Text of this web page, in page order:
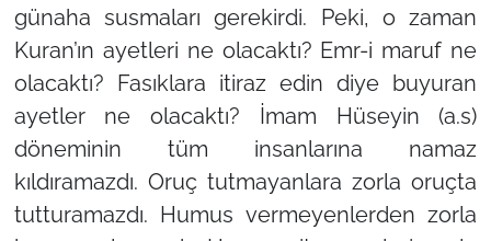
günaha susmaları gerekirdi. Peki, o zaman
Kuran’ın ayetleri ne olacaktı? Emr-i maruf ne
olacaktı? Fasıklara itiraz edin diye buyuran
ayetler ne olacaktı? İmam Hüseyin (a.s)
döneminin tüm insanlarına namaz
kıldıramazdı. Oruç tutmayanlara zorla oruçta
tutturamazdı. Humus vermeyenlerden zorla